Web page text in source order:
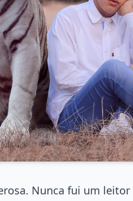
Nunca fui um leitor